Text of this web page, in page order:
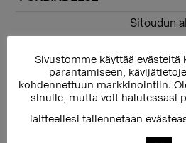
Sitoudun
ja lupaan
Sivustomme käyttää evästeitä
parantamiseen,
kohdennettuun markkinointiin.
sinulle, mutta voit halutessasi
laitteellesi tallennetaan